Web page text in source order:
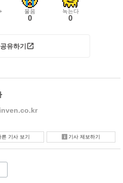
울음
0
녹는다
0
유하기
른 기사 보기 기사 제보하기